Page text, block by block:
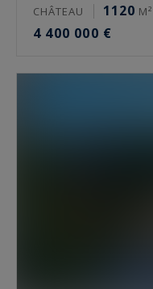
CHÂTEAU 1120 M²
4 400 000 €